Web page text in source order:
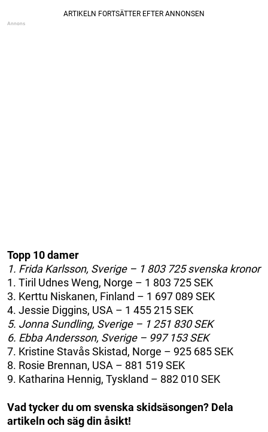
Topp 10 damer
1. Frida Karlsson, Sverige – 1 803 725 svenska kronor
1. Tiril Udnes Weng, Norge – 1 803 725 SEK
3. Kerttu Niskanen, Finland – 1 697 089 SEK
4. Jessie Diggins, USA – 1 455 215 SEK
5. Jonna Sundling, Sverige – 1 251 830 SEK
6. Ebba Andersson, Sverige – 997 153 SEK
7. Kristine Stavås Skistad, Norge – 925 685 SEK
8. Rosie Brennan, USA – 881 519 SEK
9. Katharina Hennig, Tyskland – 882 010 SEK
Vad tycker du om svenska skidsäsongen? Dela
artikeln och säg din åsikt!